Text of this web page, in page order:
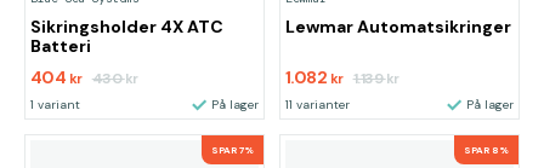
Sikringsholder 4X ATC
Batteri
404 kr 430kr
1 variant På lager
Lewmar Automatsikringer
1.082 kr 1.139kr
11 varianter På lager
SPAR 7% SPAR 8%